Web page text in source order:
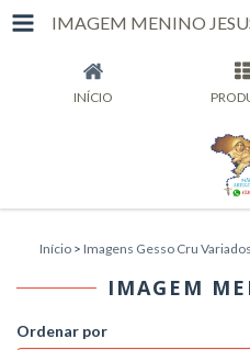
IMAGEM MENINO
INÍCIO
Início > Imagens Gesso Cru
IMAGEM
Ordenar por